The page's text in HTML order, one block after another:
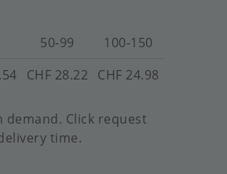
50-99
CHF 28.22
100-150
CHF 24.98
Click request
time.